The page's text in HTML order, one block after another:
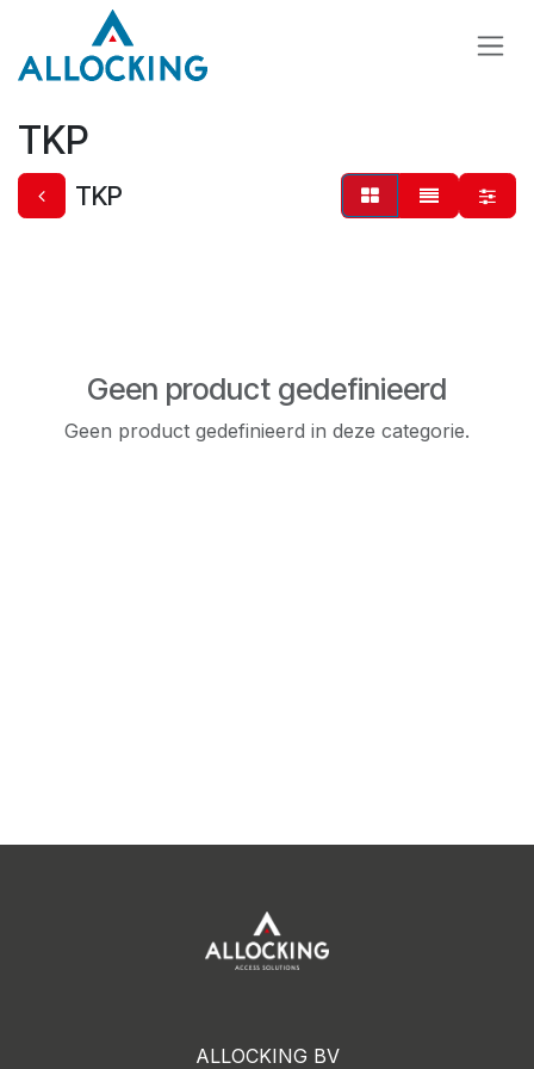
Overslaan naar inhoud
TKP
TKP
Geen product gedefinieerd
Geen product gedefinieerd in deze categorie.
ALLOCKING BV